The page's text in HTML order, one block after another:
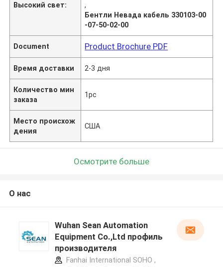
Высокий свет:
,
Бентли Невада кабель 330103-00
-07-50-02-00
Document Product Brochure PDF
Время доставки 2-3 дня
Количество мин
заказа
1pc
Место происхож
дения
США
Осмотрите больше
О нас
Wuhan Sean Automation
Equipment Co.,Ltd профиль
производителя
Fanhai International SOHO ,